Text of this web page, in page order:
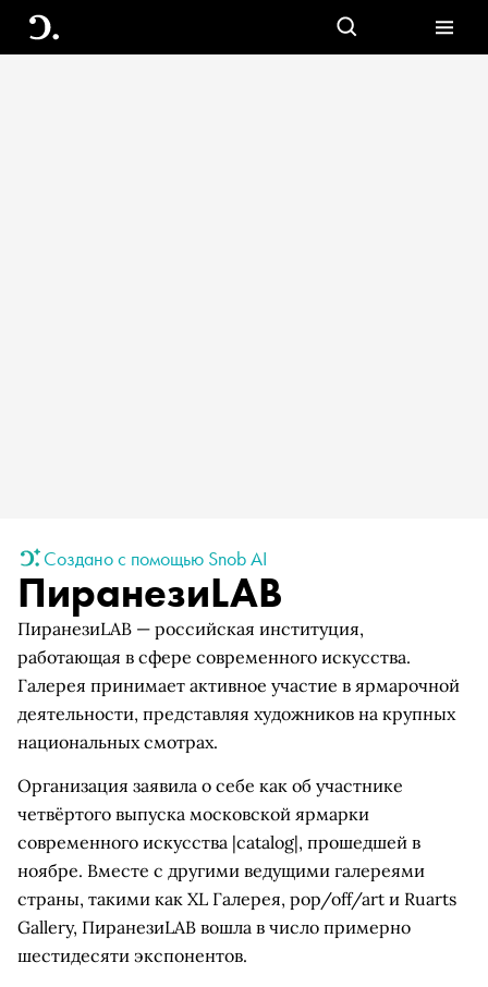
Создано с помощью Snob AI
ПиранезиLAB
ПиранезиLAB — российская институция,
работающая в сфере современного искусства.
Галерея принимает активное участие в ярмарочной
деятельности, представляя художников на крупных
национальных смотрах.
Организация заявила о себе как об участнике
четвёртого выпуска московской ярмарки
современного искусства |catalog|, прошедшей в
ноябре. Вместе с другими ведущими галереями
страны, такими как XL Галерея, pop/off/art и Ruarts
Gallery, ПиранезиLAB вошла в число примерно
шестидесяти экспонентов.